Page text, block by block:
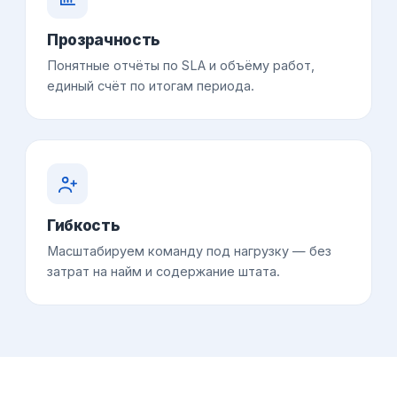
Прозрачность
Понятные отчёты по SLA и объёму работ,
единый счёт по итогам периода.
Гибкость
Масштабируем команду под нагрузку — без
затрат на найм и содержание штата.